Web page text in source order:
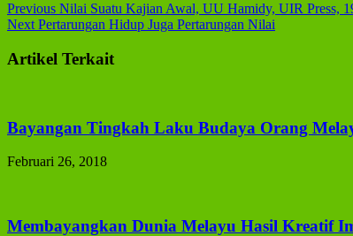
Previous Nilai Suatu Kajian Awal, UU Hamidy, UIR Press,
Next Pertarungan Hidup Juga Pertarungan Nilai
Artikel Terkait
Bayangan Tingkah Laku Budaya Orang
Februari 26, 2018
Membayangkan Dunia Melayu Hasil Kreatif